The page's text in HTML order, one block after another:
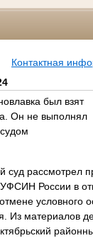
Контактная
был взят
Он не выполнял
суд рассмотрел
России в
условного
Из материалов